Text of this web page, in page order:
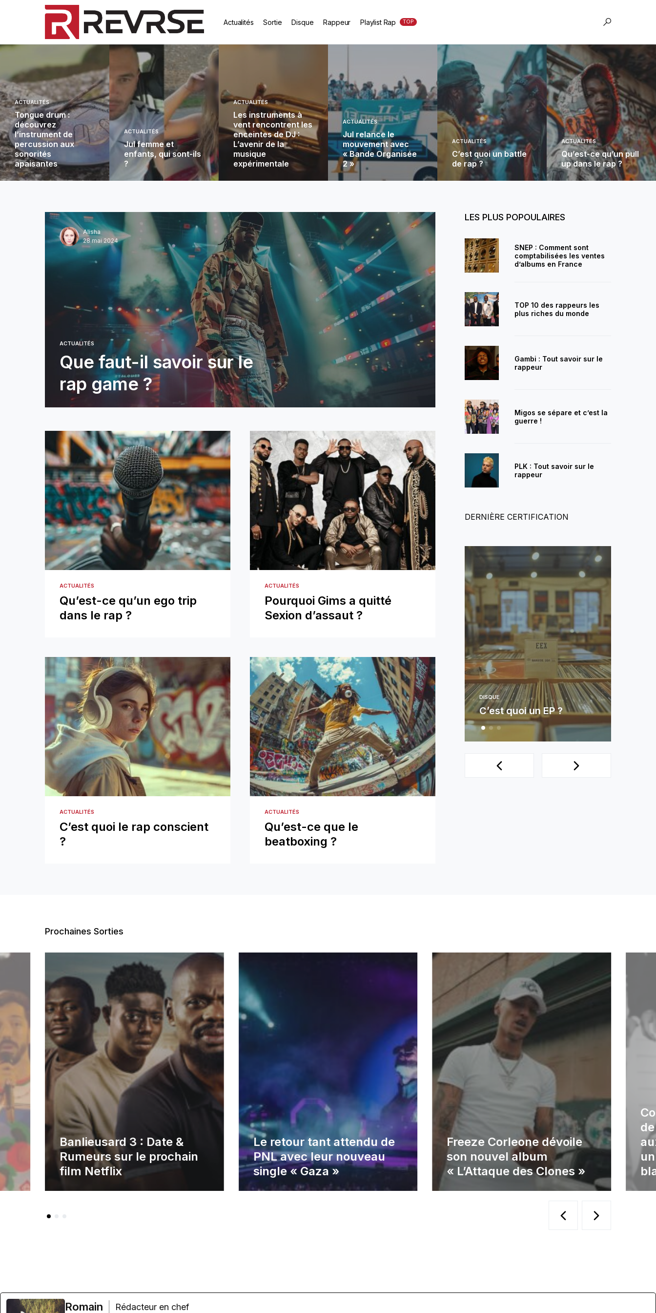
Actualités Sortie Disque Rappeur Playlist Rap TOP
ACTUALITÉS
Tongue drum :
découvrez
l’instrument de
percussion aux
sonorités
apaisantes
ACTUALITÉS
Jul femme et
enfants, qui sont-ils
?
ACTUALITÉS
Les instruments à
vent rencontrent les
enceintes de DJ :
L’avenir de la
musique
expérimentale
ACTUALITÉS
Jul relance le
mouvement avec
« Bande Organisée
2 »
ACTUALITÉS
C’est quoi un battle
de rap ?
ACTUALITÉS
Qu’est-ce qu’un pull
up dans le rap ?
Alisha
28 mai 2024
ACTUALITÉS
Que faut-il savoir sur le
rap game ?
ACTUALITÉS
Qu’est-ce qu’un ego trip
dans le rap ?
ACTUALITÉS
Pourquoi Gims a quitté
Sexion d’assaut ?
ACTUALITÉS
C’est quoi le rap conscient
?
ACTUALITÉS
Qu’est-ce que le
beatboxing ?
LES PLUS POPOULAIRES
SNEP : Comment sont
comptabilisées les ventes
d’albums en France
TOP 10 des rappeurs les
plus riches du monde
Gambi : Tout savoir sur le
rappeur
Migos se sépare et c’est la
guerre !
PLK : Tout savoir sur le
rappeur
DERNIÈRE CERTIFICATION
DISQUE
C’est quoi un EP ?
Prochaines Sorties
Banlieusard 3 : Date &
Rumeurs sur le prochain
film Netflix
Le retour tant attendu de
PNL avec leur nouveau
single « Gaza »
Freeze Corleone dévoile
son nouvel album
« L’Attaque des Clones »
Romain Rédacteur en chef